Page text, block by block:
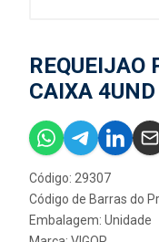
REQUEIJAO
CAIXA
Código: 29307
Código de Barras do
Embalagem: Unidade